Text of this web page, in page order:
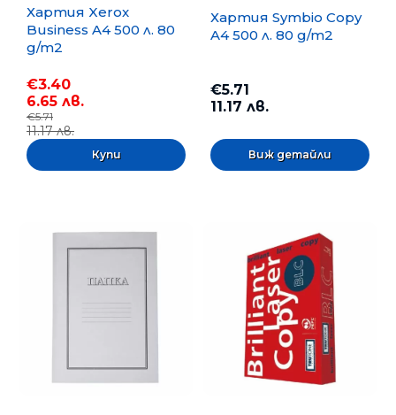
Хартия Xerox
Business A4 500 л. 80
g/m2
€3.40
6.65 лв.
€5.71
11.17 лв.
Хартия Symbio Copy
A4 500 л. 80 g/m2
€5.71
11.17 лв.
Виж детайли